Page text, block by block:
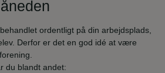
ordentligt på din arbejdsplads,
Derfor er det en god idé at være
du blandt andet: